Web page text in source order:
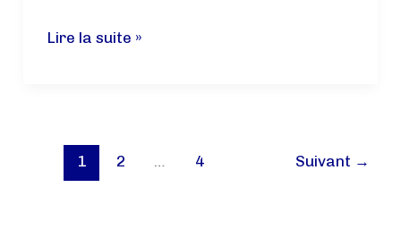
Championnat
CNTS
Lire la suite »
1 2 … 4 Suivant →